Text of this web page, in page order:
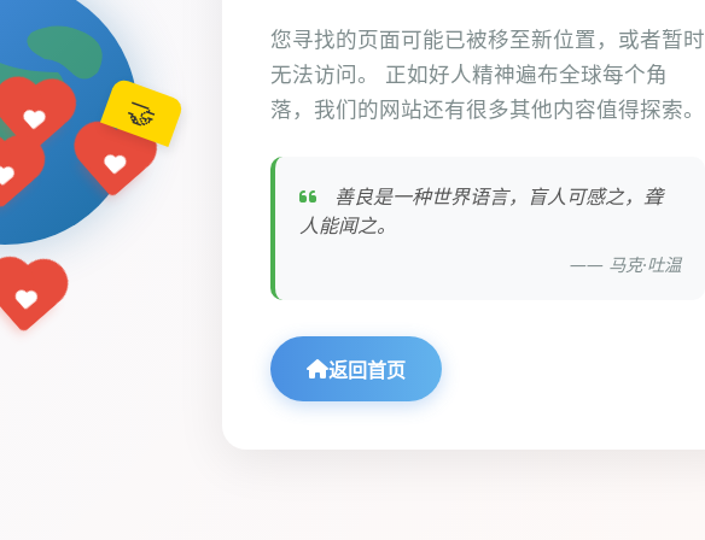
🤝
您寻找的页面可能已被移至新位置，或者暂时
无法访问。 正如好人精神遍布全球每个角
落，我们的网站还有很多其他内容值得探索。
善良是一种世界语言，盲人可感之，聋
人能闻之。
—— 马克·吐温
返回首页